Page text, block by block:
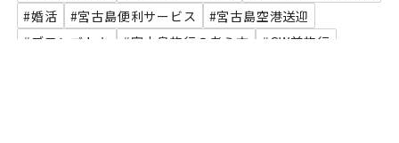
#婚活
#宮古島便利サービス
#宮古島空港送迎
#ブロンズトキ
#宮古島旅行の考え方
#GW前旅行